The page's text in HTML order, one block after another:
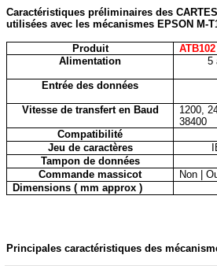
Caractéristiques préliminaires des
utilisées avec les mécanismes EPSON M-
Produit ATB102
Alimentation
5
Entrée des données
Vitesse de transfert en Baud
1200,
38400
Compatibilité
Jeu de caractères
Tampon de données
Commande massicot
Non
Dimensions ( mm approx )
Principales caractéristiques des